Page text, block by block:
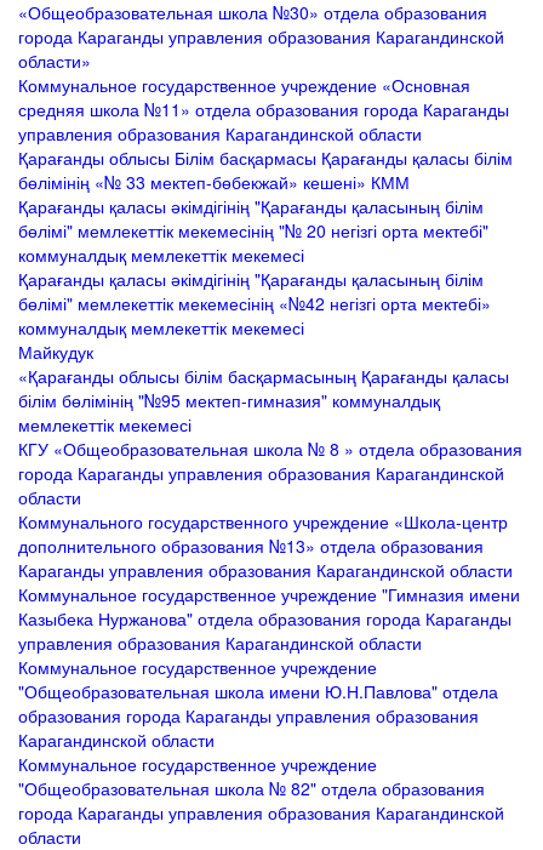
«Общеобразовательная школа №30» отдела образования
города Караганды управления образования Карагандинской
области»
Коммунальное государственное учреждение «Основная
средняя школа №11» отдела образования города Караганды
управления образования Карагандинской области
Қарағанды облысы Білім басқармасы Қарағанды қаласы білім
бөлімінің «№ 33 мектеп-бөбекжай» кешені» КММ
Қарағанды қаласы әкімдігінің "Қарағанды қаласының білім
бөлімі" мемлекеттік мекемесінің "№ 20 негізгі орта мектебі"
коммуналдық мемлекеттік мекемесі
Қарағанды қаласы әкімдігінің "Қарағанды қаласының білім
бөлімі" мемлекеттік мекемесінің «№42 негізгі орта мектебі»
коммуналдық мемлекеттік мекемесі
Майкудук
«Қарағанды облысы білім басқармасының Қарағанды қаласы
білім бөлімінің "№95 мектеп-гимназия" коммуналдық
мемлекеттік мекемесі
КГУ «Общеобразовательная школа № 8 » отдела образования
города Караганды управления образования Карагандинской
области
Коммунального государственного учреждение «Школа-центр
дополнительного образования №13» отдела образования
Караганды управления образования Карагандинской области
Коммунальное государственное учреждение "Гимназия имени
Казыбека Нуржанова" отдела образования города Караганды
управления образования Карагандинской области
Коммунальное государственное учреждение
"Общеобразовательная школа имени Ю.Н.Павлова" отдела
образования города Караганды управления образования
Карагандинской области
Коммунальное государственное учреждение
"Общеобразовательная школа № 82" отдела образования
города Караганды управления образования Карагандинской
области